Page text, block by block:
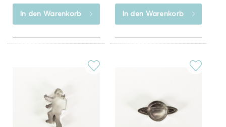
In den Warenkorb In den Warenkorb